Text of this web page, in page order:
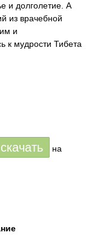
и долголетие. А
из врачебной
и
к мудрости Тибета
на